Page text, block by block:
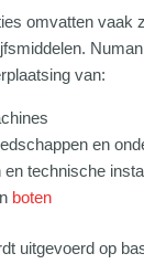
omvatten vaak
van:
en
en technische
boten
uitgevoerd op